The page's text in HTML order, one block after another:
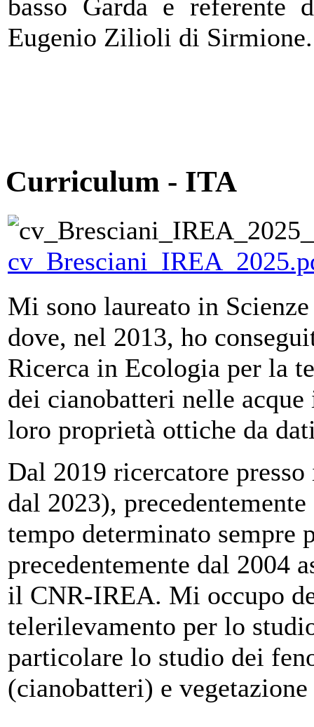
basso Garda e referente
Eugenio Zilioli di Sirmione.
Curriculum - ITA
Mi sono laureato in
dove, nel 2013, ho
Ricerca in Ecologia per la
dei cianobatteri nelle
loro proprietà ottiche da
Dal 2019 ricercatore
dal 2023),
tempo determinato sempre
precedentemente dal 2004
il CNR-IREA. Mi occupo
telerilevamento per lo
particolare lo studio dei
(cianobatteri) e